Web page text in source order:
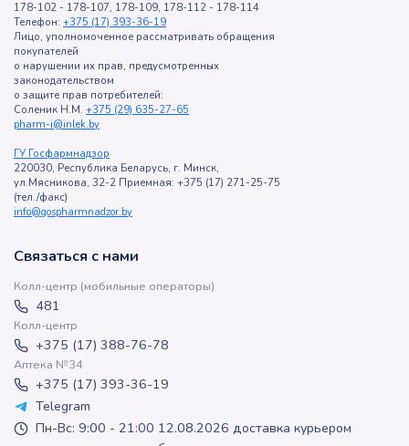
178-102 - 178-107, 178-109, 178-112 - 178-114
Телефон: +375 (17) 393-36-19
Лицо, уполномоченное рассматривать обращения
покупателей
о нарушении их прав, предусмотренных
законодательством
о защите прав потребителей:
Соленик Н.М. +375 (29) 635-27-65
pharm-i@inlek.by
ГУ Госфармнадзор
220030, Республика Беларусь, г. Минск,
ул.Мясникова, 32-2 Приемная: +375 (17) 271-25-75
(тел./факс)
info@gospharmnadzor.by
Связаться с нами
Колл-центр (мобильные операторы)
481
Колл-центр
+375 (17) 388-76-78
Аптека №34
+375 (17) 393-36-19
Telegram
Пн-Вс: 9:00 - 21:00 12.08.2026 доставка курьером